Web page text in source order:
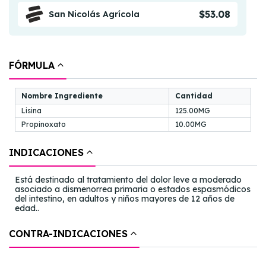
San Nicolás Agrícola $53.08
FÓRMULA
Nombre Ingrediente
Cantidad
Lisina
125.00MG
Propinoxato
10.00MG
INDICACIONES
Está destinado al tratamiento del dolor leve a moderado
asociado a dismenorrea primaria o estados espasmódicos
del intestino, en adultos y niños mayores de 12 años de
edad..
CONTRA-INDICACIONES